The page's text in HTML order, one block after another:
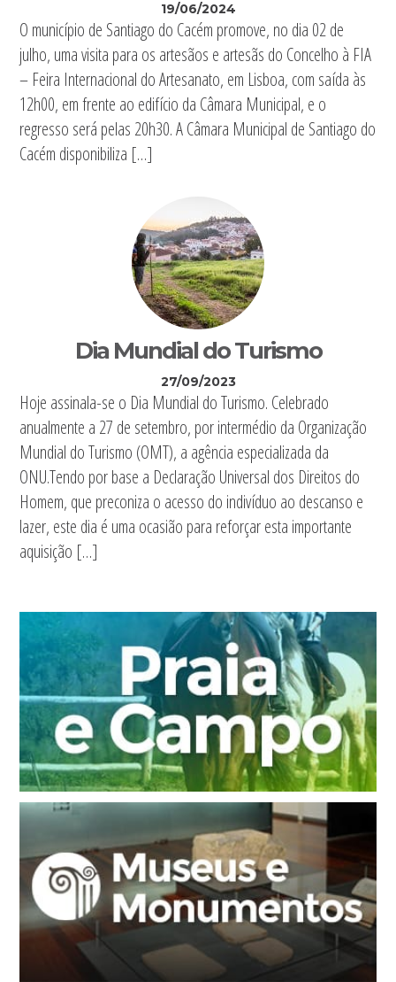
19/06/2024
O município de Santiago do Cacém promove, no dia 02 de
julho, uma visita para os artesãos e artesãs do Concelho à FIA
– Feira Internacional do Artesanato, em Lisboa, com saída às
12h00, em frente ao edifício da Câmara Municipal, e o
regresso será pelas 20h30. A Câmara Municipal de Santiago do
Cacém disponibiliza […]
Dia Mundial do Turismo
27/09/2023
Hoje assinala-se o Dia Mundial do Turismo. Celebrado
anualmente a 27 de setembro, por intermédio da Organização
Mundial do Turismo (OMT), a agência especializada da
ONU.Tendo por base a Declaração Universal dos Direitos do
Homem, que preconiza o acesso do indivíduo ao descanso e
lazer, este dia é uma ocasião para reforçar esta importante
aquisição […]